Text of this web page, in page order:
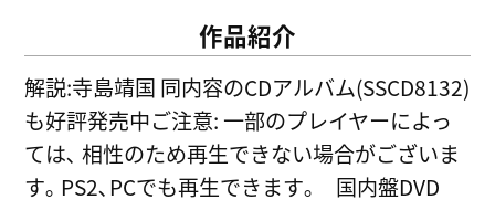
作品紹介
解説:寺島靖国 同内容のCDアルバム(SSCD8132)
も好評発売中ご注意: 一部のプレイヤーによっ
ては､ 相性のため再生できない場合がございま
す｡ PS2､PCでも再生できます｡ 国内盤DVD